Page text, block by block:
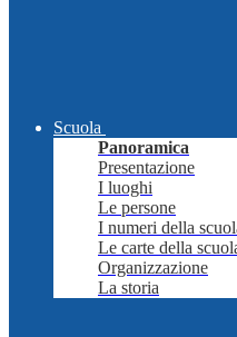
Scuola
Panoramica
Presentazione
I luoghi
Le persone
I numeri della
Le carte della
Organizzazione
La storia